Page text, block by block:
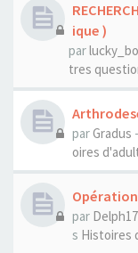
ique )
par
tres
parGradus -
oires
par
s Histoires